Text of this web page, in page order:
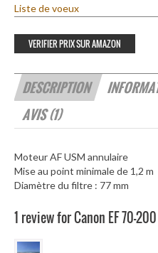
Liste de voeux
VERIFIER PRIX SUR AMAZON
DESCRIPTION
AVIS (1)
Moteur AF USM annulaire
Mise au point minimale de 1,2 m
Diamètre du filtre : 77 mm
1 review for Canon EF 70-
24464